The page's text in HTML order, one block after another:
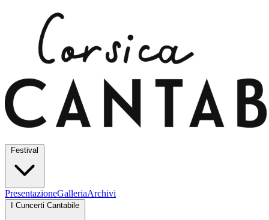
PresentazioneGalleriaArchivi